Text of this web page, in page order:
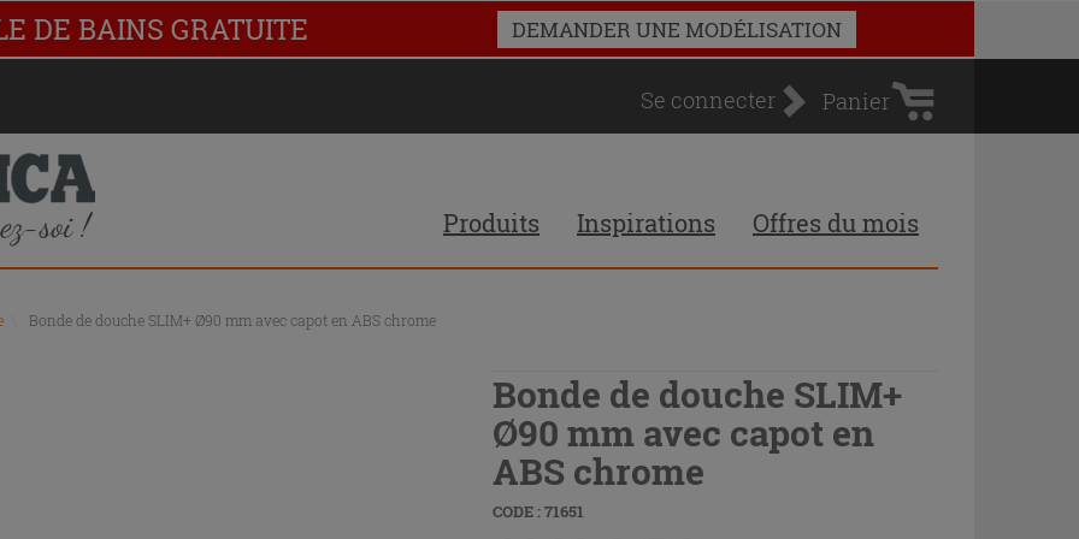
DE BAINS GRATUITE DEMANDER UNE MODÉLISATION
Se connecter
Panier
d'achat
Panier
Produits Inspirations Offres du mois
Bonde de douche SLIM+ Ø90 mm avec capot en ABS chrome
Bonde de douche SLIM+
Ø90 mm avec capot en
ABS chrome
CODE : 71651